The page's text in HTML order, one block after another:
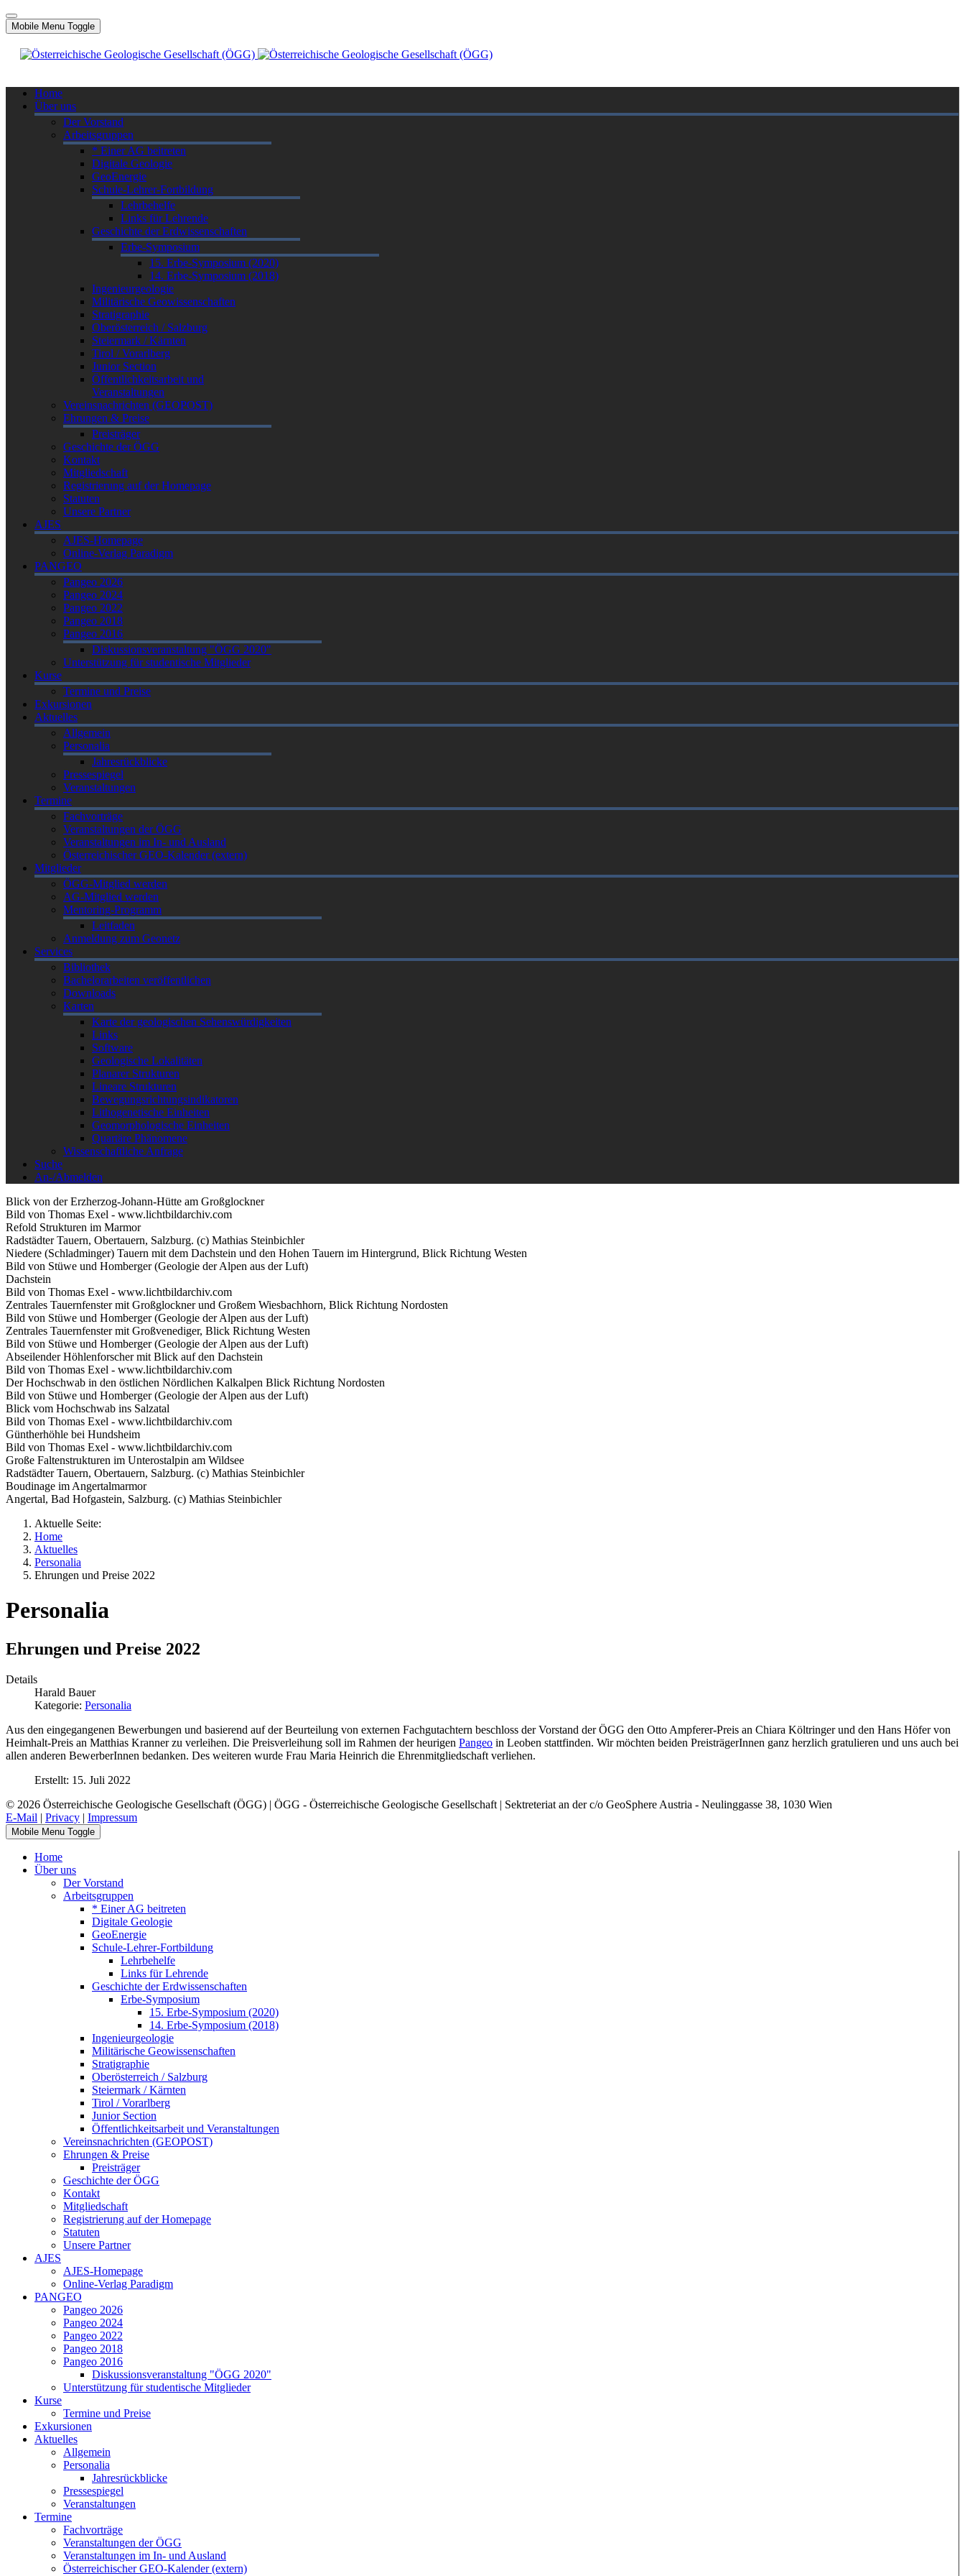
Mobile Menu Toggle
Home
Über uns
Der Vorstand
Arbeitsgruppen
* Einer AG beitreten
Digitale Geologie
GeoEnergie
Schule-Lehrer-Fortbildung
Lehrbehelfe
Links für Lehrende
Geschichte der Erdwissenschaften
Erbe-Symposium
15. Erbe-Symposium (2020)
14. Erbe-Symposium (2018)
Ingenieurgeologie
Militärische Geowissenschaften
Stratigraphie
Oberösterreich / Salzburg
Steiermark / Kärnten
Tirol / Vorarlberg
Junior Section
Öffentlichkeitsarbeit und
Veranstaltungen
Vereinsnachrichten (GEOPOST)
Ehrungen & Preise
Preisträger
Geschichte der ÖGG
Kontakt
Mitgliedschaft
Registrierung auf der Homepage
Statuten
Unsere Partner
AJES
AJES-Homepage
Online-Verlag Paradigm
PANGEO
Pangeo 2026
Pangeo 2024
Pangeo 2022
Pangeo 2018
Pangeo 2016
Diskussionsveranstaltung "ÖGG 2020"
Unterstützung für studentische Mitglieder
Kurse
Termine und Preise
Exkursionen
Aktuelles
Allgemein
Personalia
Jahresrückblicke
Pressespiegel
Veranstaltungen
Termine
Fachvorträge
Veranstaltungen der ÖGG
Veranstaltungen im In- und Ausland
Österreichischer GEO-Kalender (extern)
Mitglieder
ÖGG-Mitglied werden
AG-Mitglied werden
Mentoring-Programm
Leitfaden
Anmeldung zum Geonetz
Services
Bibliothek
Bachelorarbeiten veröffentlichen
Downloads
Karten
Karte der geologischen Sehenswürdigkeiten
Links
Software
Geologische Lokalitäten
Planarer Strukturen
Lineare Strukturen
Bewegungsrichtungsindikatoren
Lithogenetische Einheiten
Geomorphologische Einheiten
Quartäre Phänomene
Wissenschaftliche Anfrage
Suche
An-/Abmelden
Blick von der Erzherzog-Johann-Hütte am Großglockner
Bild von Thomas Exel - www.lichtbildarchiv.com
Refold Strukturen im Marmor
Radstädter Tauern, Obertauern, Salzburg. (c) Mathias Steinbichler
Niedere (Schladminger) Tauern mit dem Dachstein und den Hohen Tauern im Hintergrund, Blick Richtung Westen
Bild von Stüwe und Homberger (Geologie der Alpen aus der Luft)
Dachstein
Bild von Thomas Exel - www.lichtbildarchiv.com
Zentrales Tauernfenster mit Großglockner und Großem Wiesbachhorn, Blick Richtung Nordosten
Bild von Stüwe und Homberger (Geologie der Alpen aus der Luft)
Zentrales Tauernfenster mit Großvenediger, Blick Richtung Westen
Bild von Stüwe und Homberger (Geologie der Alpen aus der Luft)
Abseilender Höhlenforscher mit Blick auf den Dachstein
Bild von Thomas Exel - www.lichtbildarchiv.com
Der Hochschwab in den östlichen Nördlichen Kalkalpen Blick Richtung Nordosten
Bild von Stüwe und Homberger (Geologie der Alpen aus der Luft)
Blick vom Hochschwab ins Salzatal
Bild von Thomas Exel - www.lichtbildarchiv.com
Güntherhöhle bei Hundsheim
Bild von Thomas Exel - www.lichtbildarchiv.com
Große Faltenstrukturen im Unterostalpin am Wildsee
Radstädter Tauern, Obertauern, Salzburg. (c) Mathias Steinbichler
Boudinage im Angertalmarmor
Angertal, Bad Hofgastein, Salzburg. (c) Mathias Steinbichler
Aktuelle Seite:
Home
Aktuelles
Personalia
Ehrungen und Preise 2022
Personalia
Ehrungen und Preise 2022
Details
Harald Bauer
Kategorie: Personalia
Aus den eingegangenen Bewerbungen und basierend auf der Beurteilung von externen Fachgutachtern beschloss der Vorstand der ÖGG den Otto Ampferer-Preis an Chiara Költringer und den Hans Höfer von
Heimhalt-Preis an Matthias Kranner zu verleihen. Die Preisverleihung soll im Rahmen der heurigen Pangeo in Leoben stattfinden. Wir möchten beiden PreisträgerInnen ganz herzlich gratulieren und uns auch bei
allen anderen BewerberInnen bedanken. Des weiteren wurde Frau Maria Heinrich die Ehrenmitgliedschaft verliehen.
Erstellt: 15. Juli 2022
© 2026 Österreichische Geologische Gesellschaft (ÖGG) | ÖGG - Österreichische Geologische Gesellschaft | Sektreteriat an der c/o GeoSphere Austria - Neulinggasse 38, 1030 Wien
E-Mail | Privacy | Impressum
Mobile Menu Toggle
Home
Über uns
Der Vorstand
Arbeitsgruppen
* Einer AG beitreten
Digitale Geologie
GeoEnergie
Schule-Lehrer-Fortbildung
Lehrbehelfe
Links für Lehrende
Geschichte der Erdwissenschaften
Erbe-Symposium
15. Erbe-Symposium (2020)
14. Erbe-Symposium (2018)
Ingenieurgeologie
Militärische Geowissenschaften
Stratigraphie
Oberösterreich / Salzburg
Steiermark / Kärnten
Tirol / Vorarlberg
Junior Section
Öffentlichkeitsarbeit und Veranstaltungen
Vereinsnachrichten (GEOPOST)
Ehrungen & Preise
Preisträger
Geschichte der ÖGG
Kontakt
Mitgliedschaft
Registrierung auf der Homepage
Statuten
Unsere Partner
AJES
AJES-Homepage
Online-Verlag Paradigm
PANGEO
Pangeo 2026
Pangeo 2024
Pangeo 2022
Pangeo 2018
Pangeo 2016
Diskussionsveranstaltung "ÖGG 2020"
Unterstützung für studentische Mitglieder
Kurse
Termine und Preise
Exkursionen
Aktuelles
Allgemein
Personalia
Jahresrückblicke
Pressespiegel
Veranstaltungen
Termine
Fachvorträge
Veranstaltungen der ÖGG
Veranstaltungen im In- und Ausland
Österreichischer GEO-Kalender (extern)